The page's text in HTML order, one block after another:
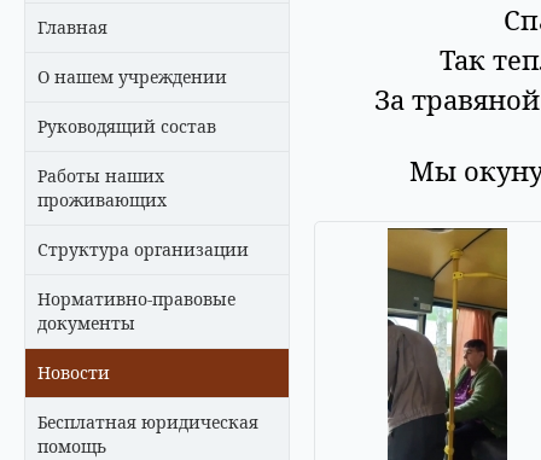
Главная
О нашем учреждении
Руководящий состав
Работы наших
проживающих
Структура организации
Нормативно-правовые
документы
Новости
Бесплатная юридическая
помощь
Так
За
Мы